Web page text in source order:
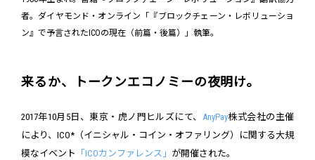
者。ダイヤモンド・オンライン「『ブロックチェーン・レボリューショ
ン』で予言されたICOの現在（前篇・後篇）」執筆。
来るか、トークンエコノミーの夜明け。
2017年10月5日、東京・虎ノ門ヒルズにて、 AnyPay株式会社の主催
により、ICO*（イニシャル・コイン・オファリング）に関する大規
模なイベント
「ICOカンファレンス」 が開催された。